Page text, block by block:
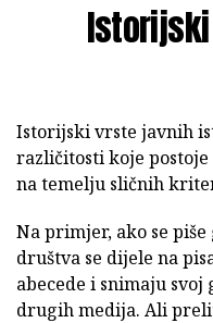
Istorijski vrste javnih
različitosti koje
na temelju sličnih
Na primjer, ako se
društva se dijele na
abecede i snimaju
drugih medija. Ali